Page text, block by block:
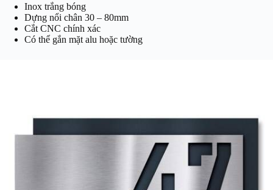
Inox trắng bóng
Dựng nổi chân 30 – 80mm
Cắt CNC chính xác
Có thể gắn mặt alu hoặc tường